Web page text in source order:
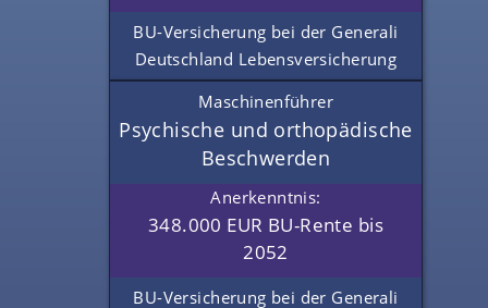
BU-Versicherung bei der Generali
Deutschland Lebensversicherung
Maschinenführer
Psychische und orthopädische
Beschwerden
Anerkenntnis:
348.000 EUR BU-Rente bis
2052
BU-Versicherung bei der Generali